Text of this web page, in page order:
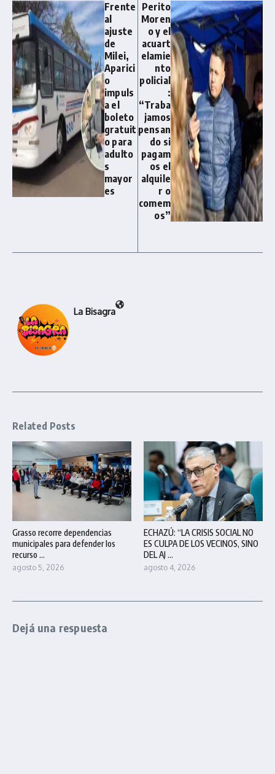
Frente
al
ajuste
de
Milei,
Aparici
o
impuls
a el
boleto
gratuit
o para
adulto
s
mayor
es
Perito
Moren
o y el
acuart
elamie
nto
policial
:
“Traba
jamos
pensan
do si
pagam
os el
alquile
r o
comem
os”
La Bisagra
Related Posts
Grasso recorre dependencias
municipales para defender los
recurso ...
agosto 5, 2026
ECHAZÚ: “LA CRISIS SOCIAL NO
ES CULPA DE LOS VECINOS, SINO
DEL AJ ...
agosto 4, 2026
Dejá una respuesta